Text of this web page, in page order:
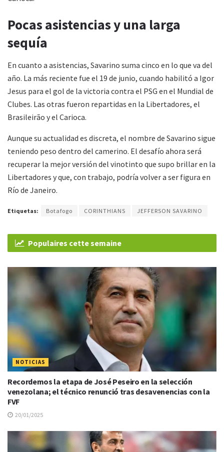
Pocas asistencias y una larga
sequía
En cuanto a asistencias, Savarino suma cinco en lo que va del
año. La más reciente fue el 19 de junio, cuando habilitó a Igor
Jesus para el gol de la victoria contra el PSG en el Mundial de
Clubes. Las otras fueron repartidas en la Libertadores, el
Brasileirão y el Carioca.
Aunque su actualidad es discreta, el nombre de Savarino sigue
teniendo peso dentro del camerino. El desafío ahora será
recuperar la mejor versión del vinotinto que supo brillar en la
Libertadores y que, con trabajo, podría volver a ser figura en
Río de Janeiro.
Etiquetas: Botafogo CORINTHIANS JEFFERSON SAVARINO
Populaires cette semaine
NOTICIAS
Recordemos la etapa de José Peseiro en la selección
venezolana; el técnico renunció tras desavenencias con la
FVF
20/01/2025